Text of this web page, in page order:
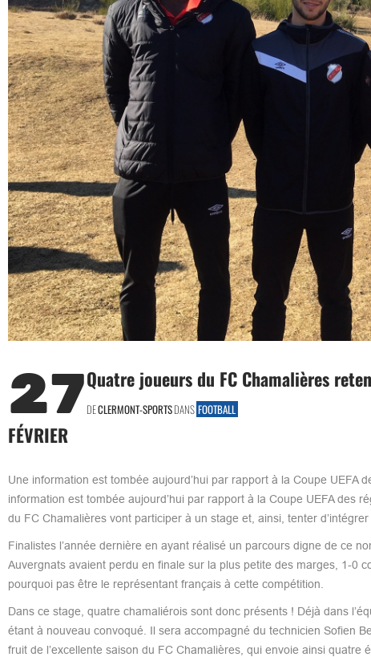
27
FÉVRIER
Quatre joueurs du FC Chamalières
DECLERMONT-SPORTSDANS FOOTBALL
Une information est tombée aujourd’hui par rapport à la Coupe
information est tombée aujourd’hui par rapport à la Coupe UEFA des
du FC Chamalières vont participer à un stage et, ainsi, tenter
Finalistes l’année dernière en ayant réalisé un parcours digne de ce
Auvergnats avaient perdu en finale sur la plus petite des marges, 1-0
pourquoi pas être le représentant français à cette compétition.
Dans ce stage, quatre chamaliérois sont donc présents ! Déjà dans
étant à nouveau convoqué. Il sera accompagné du technicien Sofien
fruit de l’excellente saison du FC Chamalières, qui envoie ainsi